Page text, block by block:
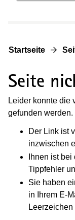
Startseite
Seite
Leider konnte die
gefunden
Der Link ist
inzwischen
Ihnen ist
Tippfehler
Sie haben
in Ihrem E-